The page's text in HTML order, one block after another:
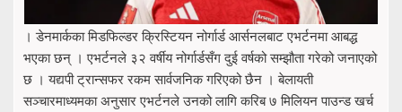
। डेनमार्कका मिडफिल्डर क्रिस्टियन नोर्गार्ड आर्सनलबाट एभर्टनमा आबद्ध
भएका छन् । एभर्टनले ३२ वर्षीय नोर्गार्डसँग दुई वर्षको सम्झौता गरेको जनाएको
छ । यद्यपी ट्रान्सफर रकम सार्वजनिक गरिएको छैन । बेलायती
सञ्चारमाध्यमका अनुसार एभर्टनले उनको लागि करिब ७ मिलियन पाउन्ड खर्च